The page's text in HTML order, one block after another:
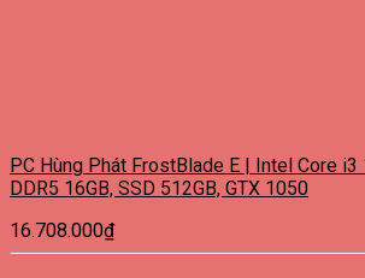
PC Hùng Phát FrostBlade E | Intel Core i3
DDR5 16GB, SSD 512GB, GTX 1050
16.708.000₫